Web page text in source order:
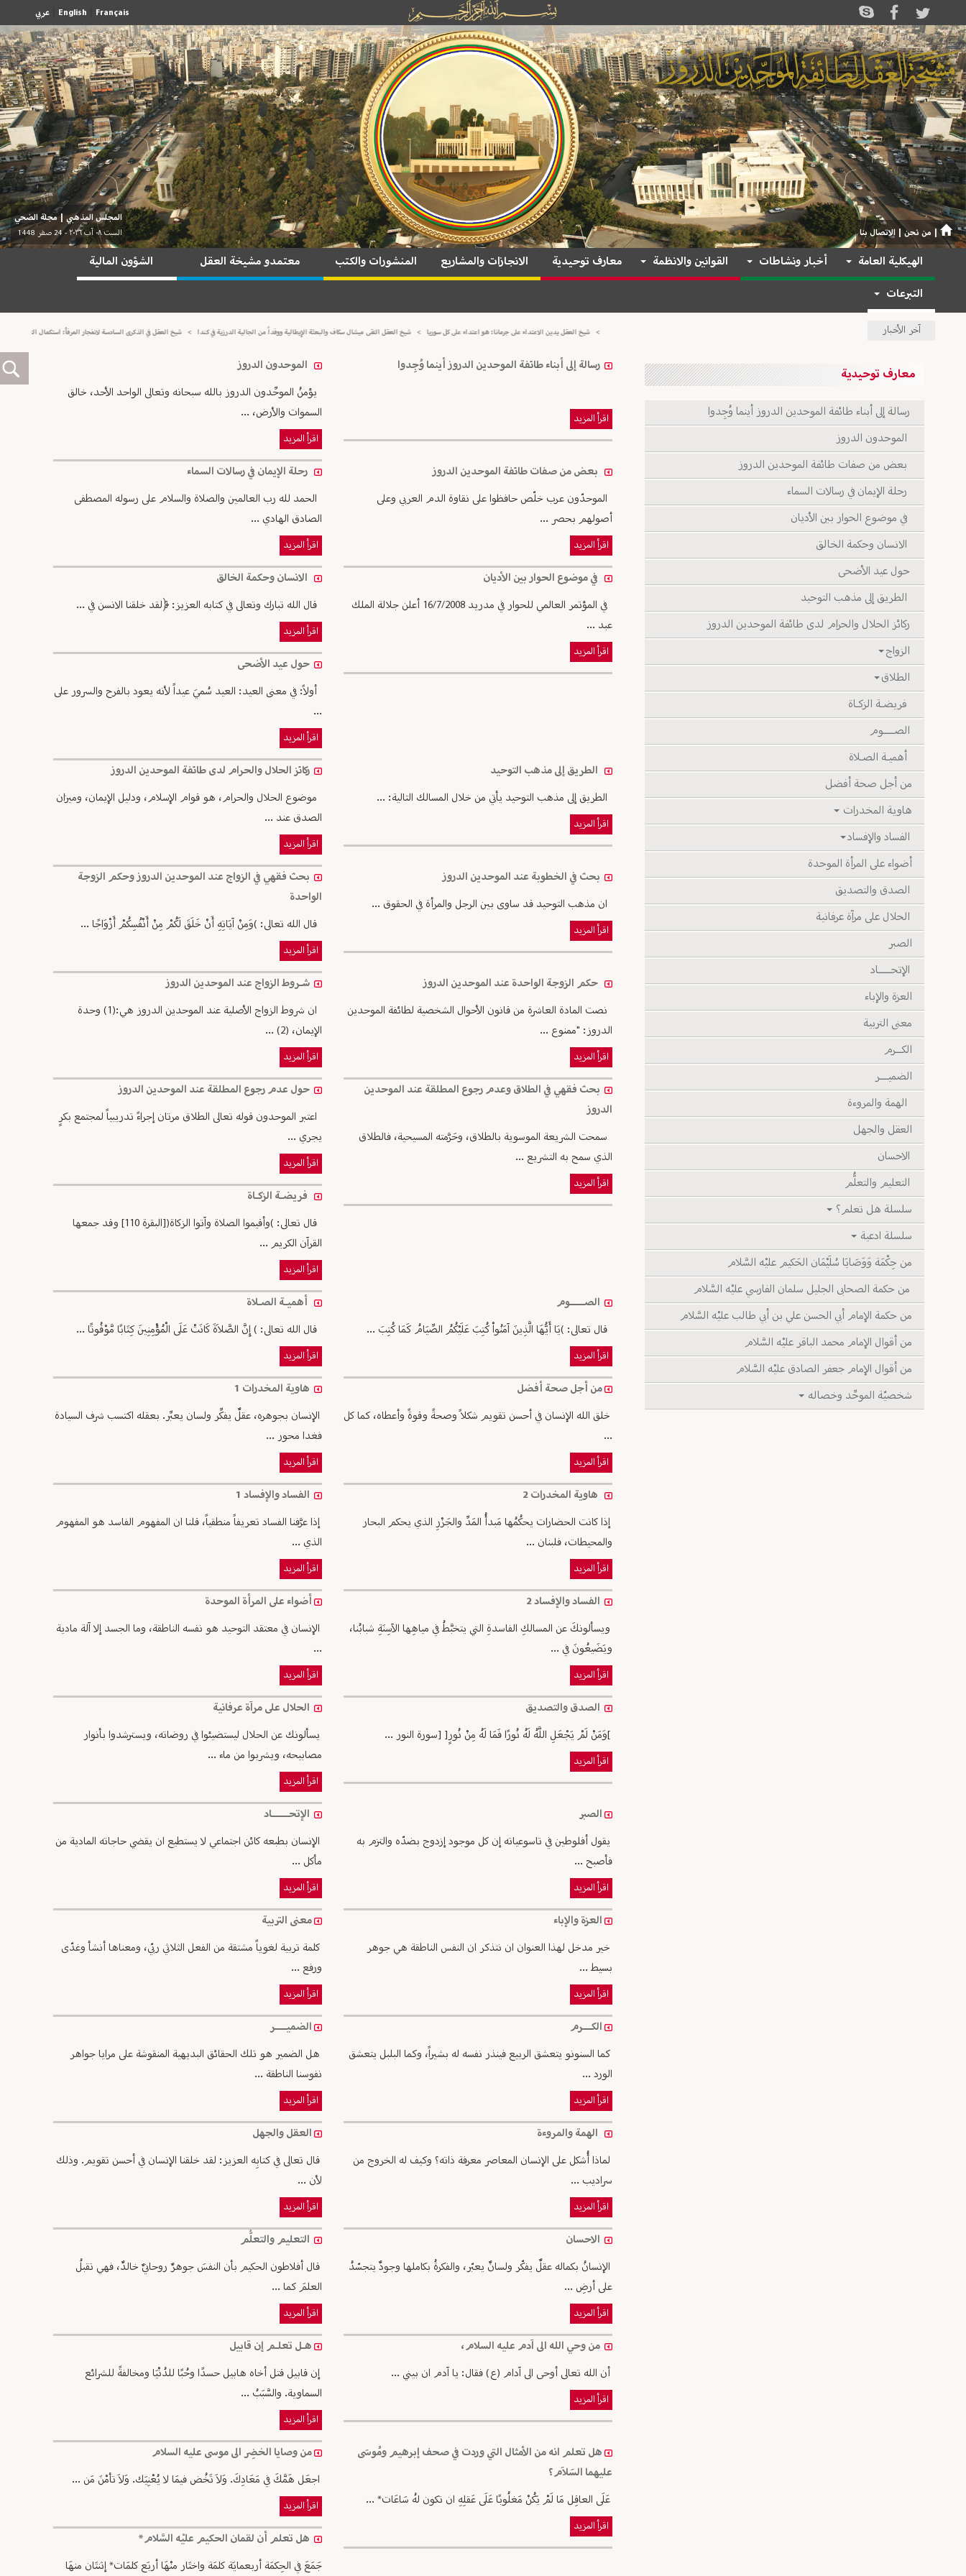
English Français عربي
من نحن الاتصال بنا
المجلس المذهبي | مجلة الضحي
السبت ٠٨ آب ٢٠٢٦ - 24 صفر 1448
الهيكلية العامة أخبار ونشاطات القوانين والانظمة معارف توحيدية الانجازات والمشاريع المنشورات والكتب معتمدو مشيخة العقل الشؤون المالية
التبرعات
آخر الأخبار شيخ العقل يدين الاعتداء على جرمانا: هو اعتداء على كل سوريا>شيخ العقل التقى ميشال سكاف والبعثة الإيطالية ووفداً من الجالية الدرزية في كندا>شيخ العقل في الذكرى السادسة لانفجار المرفأ: استكمال التحقيق القضائي
رسالة إلى أبناء طائفة الموحدين الدروز أينما وُجِدوا
اقرأ المزيد
الموحدون الدروز
يؤمنُ الموحِّدون الدروز بالله سبحانه وتعالى الواحد الأحد، خالق
السموات والأرض، ...
اقرأ المزيد
بعض من صفات طائفة الموحدين الدروز
الموحدّون عرب خلّص حافظوا على نقاوة الدم العربي وعلى
أصولهم بحصر ...
اقرأ المزيد
رحلة الإيمان في رسالات السماء
الحمد لله رب العالمين والصلاة والسلام على رسوله المصطفى
الصادق الهادي ...
اقرأ المزيد
في موضوع الحوار بين الأديان
في المؤتمر العالمي للحوار في مدريد 16/7/2008 أعلن جلالة الملك
عبد ...
اقرأ المزيد
الانسان وحكمة الخالق
قال الله تبارك وتعالى في كتابه العزيز: ﴿لقد خلقنا الانسن في ...
اقرأ المزيد
حول عيد الأضحى
أولاً: في معنى العيد: العيد سُميَ عيداً لأنه يعود بالفرح والسرور على
...
اقرأ المزيد
الطريق إلى مذهب التوحيد
الطريق إلى مذهب التوحيد يأتي من خلال المسالك التالية: ...
اقرأ المزيد
ركائز الحلال والحرام لدى طائفة الموحدين الدروز
موضوع الحلال والحرام، هو قوام الإسلام، ودليل الإيمان، وميزان
الصدق عند ...
اقرأ المزيد
بحث في الخطوبة عند الموحدين الدروز
ان مذهب التوحيد قد ساوى بين الرجل والمرأة في الحقوق ...
اقرأ المزيد
بحث فقهي في الزواج عند الموحدين الدروز وحكم الزوجة
الواحدة
قال الله تعالى: )وَمِنْ آيَاتِهِ أَنْ خَلَقَ لَكُمْ مِنْ أَنْفُسِكُمْ أَزْوَاجًا ...
اقرأ المزيد
حكم الزوجة الواحدة عند الموحدين الدروز
نصت المادة العاشرة من قانون الأحوال الشخصية لطائفة الموحدين
الدروز: "ممنوع ...
اقرأ المزيد
شـروط الزواج عند الموحدين الدروز
ان شروط الزواج الأصلية عند الموحدين الدروز هي:(1) وحدة
الإيمان، (2) ...
اقرأ المزيد
بحث فقهي في الطلاق وعدم رجوع المطلقة عند الموحدين
الدروز
سمحت الشريعة الموسوية بالطلاق، وحَرَّمته المسيحية، فالطلاق
الذي سمح به التشريع ...
اقرأ المزيد
حول عدم رجوع المطلقة عند الموحدين الدروز
اعتبر الموحدون قوله تعالى الطلاق مرتان إجراءً تدريبياً لمجتمع بكرٍ
يجري ...
اقرأ المزيد
فريضـة الزكـاة
قال تعالى: )وأقيموا الصلاة وآتوا الزكاة([البقرة 110] وقد جمعها
القرآن الكريم ...
اقرأ المزيد
الصـــــوم
قال تعالى: )يَا أَيُّهَا الَّذِينَ آمَنُواْ كُتِبَ عَلَيْكُمُ الصِّيَامُ كَمَا كُتِبَ ...
اقرأ المزيد
أهميـة الصـلاة
قال الله تعالى: ) إِنَّ الصَّلاَةَ كَانَتْ عَلَى الْمُؤْمِنِينَ كِتَابًا مَّوْقُوتًا ...
اقرأ المزيد
من أجل صحة أفضل
خلق الله الإنسان في أحسن تقويم شكلاً وصحةً وقوةً وأعطاه، كما كل
...
اقرأ المزيد
هاوية المخدرات 1
الإنسان بجوهره، عقلٌ يفكِّر ولسان يعبِّر. بعقله اكتسب شرف السيادة
فغدا محور ...
اقرأ المزيد
هاوية المخدرات 2
إذا كانت الحضارات يحكُمُها مَبدأُ المَدِّ والجَزْرِ الذي يحكم البحار
والمحيطات، فلبنان ...
اقرأ المزيد
الفساد والإفساد 1
إذا عرَّفنا الفساد تعريفاً منطقياً، قلنا ان المفهوم الفاسد هو المفهوم
الذي ...
اقرأ المزيد
الفساد والإفساد 2
ويسألونكَ عن المسالكِ الفاسدةِ التي يتخبَّطُ في مياهِها الآسِنَةِ شبابُنا،
ويَضَيعُونَ في ...
اقرأ المزيد
أضواء على المرأة الموحدة
الإنسان في معتقد التوحيد هو نفسه الناطقة، وما الجسد إلا آلة مادية
...
اقرأ المزيد
الصدق والتصديق
]وَمَنْ لَمْ يَجْعَلِ اللَّهُ لَهُ نُورًا فَمَا لَهُ مِنْ نُورٍ[ [سورة النور ...
اقرأ المزيد
الحلال على مرآة عرفانية
يسألونك عن الحلال ليستضيئوا في روضاته، ويسترشدوا بأنوار
مصابيحه، ويشربوا من ماء ...
اقرأ المزيد
الصبر
يقول أفلوطين في تاسوعياته إن كل موجود إزدوج بضدّه والتزم به
فأصبح ...
اقرأ المزيد
الإتحــــــاد
الإنسان بطبعه كائن اجتماعي لا يستطيع ان يقضي حاجاته المادية من
مأكل ...
اقرأ المزيد
العزة والإباء
خير مدخل لهذا العنوان ان نتذكر ان النفس الناطقة هي جوهر
بسيط ...
اقرأ المزيد
معنى التربية
كلمة تربية لغوياً مشتقة من الفعل الثلاثي ربّي، ومعناها أنشأ وغدّى
ورفع ...
اقرأ المزيد
الكـــرم
كما السنونو يتعشق الربيع فينذر نفسه له بشيراً، وكما البلبل يتعشق
الورد ...
اقرأ المزيد
الضميــــر
هل الضمير هو تلك الحقائق البديهية المنقوشة على مرايا جواهر
نفوسنا الناطقة ...
اقرأ المزيد
الهمة والمروءة
لماذا أُشكل على الإنسان المعاصر معرفة ذاته؟ وكيف له الخروج من
سراديب ...
اقرأ المزيد
العقل والجهل
قال تعالى في كتابِه العزيز: لقد خلقنا الإنسان في أحسن تقويم. وذلك
لأن ...
اقرأ المزيد
الاحسان
الإنسانُ بكماله عقلٌ يفكّر ولسانٌ يعبّر، والفكرةُ بكاملها وجودٌ يتجسّدُ
على أرضِ ...
اقرأ المزيد
التعليم والتعلُّم
قال أفلاطون الحكيم بأن النفسَ جوهرٌ روحانيٌ خالدٌ، فهي تقبلُ
العلمَ كما ...
اقرأ المزيد
من وحي الله الى آدم عليه السلام،
أن الله تعالى أوحى الى آدام (ع) فقال: يا آدم ان بيني ...
اقرأ المزيد
هـل تعلـم إن قابيل
إن قابيل قتل أخاه هابيل حسدًا وحُبًا للدُنْيَا ومخالفةً للشرائع
السماوية. والسَّبَبُ ...
اقرأ المزيد
هل تعلم انه من الأمثال التي وردت في صحف إبرهيم ومُوسَى
عليهما السَلاَم؟
عَلَى العاقِل مَا لَمْ يَكُنْ مَغلُوبًا عَلَى عَقلِهِ ان تكون لهُ سَاعَات* ...
اقرأ المزيد
من وصايا الخضِر الى موسى عليه السلام
اجعَل هَمَّكَ في مَعَادِكَ. وَلاَ تَخُض فيمَا لا يُعْنِيَك. وَلاَ تأمْنَ مَن ...
اقرأ المزيد
هل تعلم أن لقمان الحكيم عليْه السَّلام*
جَمَعَ في الحِكمَة أربعمايَة كلمَة واختَار منْهَا أربَع كلمَات* إثنتَان منهَا
معارف توحيدية
رسالة إلى أبناء طائفة الموحدين الدروز أينما وُجِدوا
الموحدون الدروز
بعض من صفات طائفة الموحدين الدروز
رحلة الإيمان في رسالات السماء
في موضوع الحوار بين الأديان
الانسان وحكمة الخالق
حول عيد الأضحى
الطريق إلى مذهب التوحيد
ركائز الحلال والحرام لدى طائفة الموحدين الدروز
الزواج
الطلاق
فريضـة الزكـاة
الصـــــوم
أهميـة الصـلاة
من أجل صحة أفضل
هاوية المخدرات
الفساد والإفساد
أضواء على المرأة الموحدة
الصدق والتصديق
الحلال على مرآة عرفانية
الصبر
الإتحــــــاد
العزة والإباء
معنى التربية
الكـــرم
الضميــــر
الهمة والمروءة
العقل والجهل
الاحسان
التعليم والتعلُّم
سلسلة هل تعلم؟
سلسلة ادعية
من حِكْمَة وَوَصَايَا سُلَيْمَان الحَكيم عليْه السَّلام
من حكمة الصحابى الجليل سلمان الفارسي عليْه السَّلام
من حكمة الإمام أبي الحسن علي بن أبي طالب عليْه السَّلام
من أقوال الإمام محمد الباقر عليْه السَّلام
من أقوال الإمام جعفر الصادق عليْه السَّلام
شخصيّة الموحِّد وخصاله